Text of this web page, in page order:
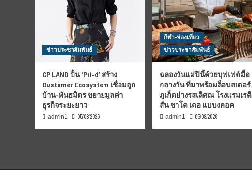
สัต
ตนา
คราช
ประจำ
ปี
2568”
อย่าง
ยิ่ง
ใหญ่
ข่าวประชาสัมพันธ์
CP LAND ปั้น ‘Pri-d’ สร้าง
Customer Ecosystem เชื่อมลูก
บ้าน-พันธมิตร ขยายมูลค่า
ธุรกิจระยะยาว
admin1 05/08/2026
กีฬา-ท่องเที่ยว
ข่าวประชาสัมพันธ์
ฉลองวันแม่ปีนี้ด้วยบุฟเฟต์มื้อ
กลางวัน ที่มาพร้อมล็อบสเตอร์
ภูเก็ตย่างรสเลิศณ โรงแรมเรดิ
สัน ชาโต เดอ แบบงคอค
admin1 05/08/2026